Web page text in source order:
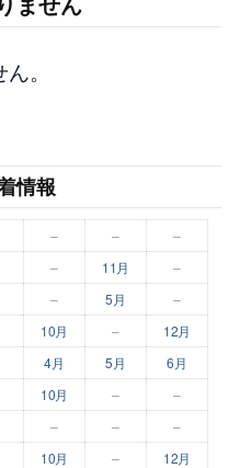
。
情報
– –
–
– 11月 –
– 5月
–
10月 – 12月
4月 5月
6月
10月 – –
– –
–
10月 – 12月